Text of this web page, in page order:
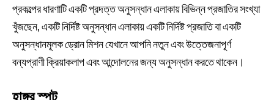
প্রকল্পের ধারণাটি একটি প্রদত্ত অনুসন্ধান এলাকায় বিভিন্ন প্রজাতির সংখ্যা
খুঁজছেন, একটি নির্দিষ্ট অনুসন্ধান এলাকায় একটি নির্দিষ্ট প্রজাতি বা একটি
অনুসন্ধানমূলক ড্রোন মিশন যেখানে আপনি নতুন এবং উত্তেজনাপূর্ণ
বন্যপ্রাণী ক্রিয়াকলাপ এবং আন্দোলনের জন্য অনুসন্ধান করতে থাকেন।
হাঙ্গর স্পট